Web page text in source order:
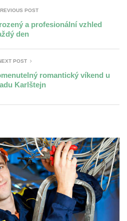
POST
a profesionální vzhled
den
POST
romantický víkend u
Karlštejn